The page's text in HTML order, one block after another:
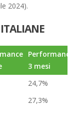
2024).
Performance
3 mesi
24,7%
27,3%